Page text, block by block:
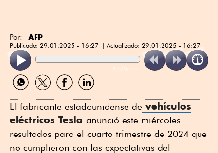
Por: AFP
Publicado: 29.01.2025 - 16:27 Actualizado: 29.01.2025 - 16:27
ReadSpeaker
Compartir
por
Compartir
por
Compartir
por
Compartir
por
El fabricante estadounidense de vehículos
eléctricos Tesla anunció este miércoles
resultados para el cuarto trimestre de 2024 que
no cumplieron con las expectativas del